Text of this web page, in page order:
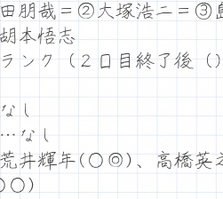
朋哉＝②大塚浩二＝③
本悟志
ンク（２日目終了後（
し
なし
荒井輝年(○◎)、高橋